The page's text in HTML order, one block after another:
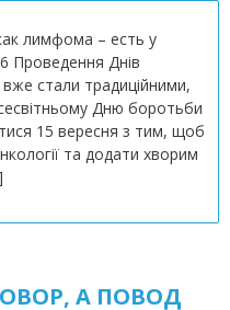
лимфома – есть у
Проведення Днів
вже стали традиційними,
Дню боротьби
15 вересня з тим, щоб
та додати хворим
А ПОВОД